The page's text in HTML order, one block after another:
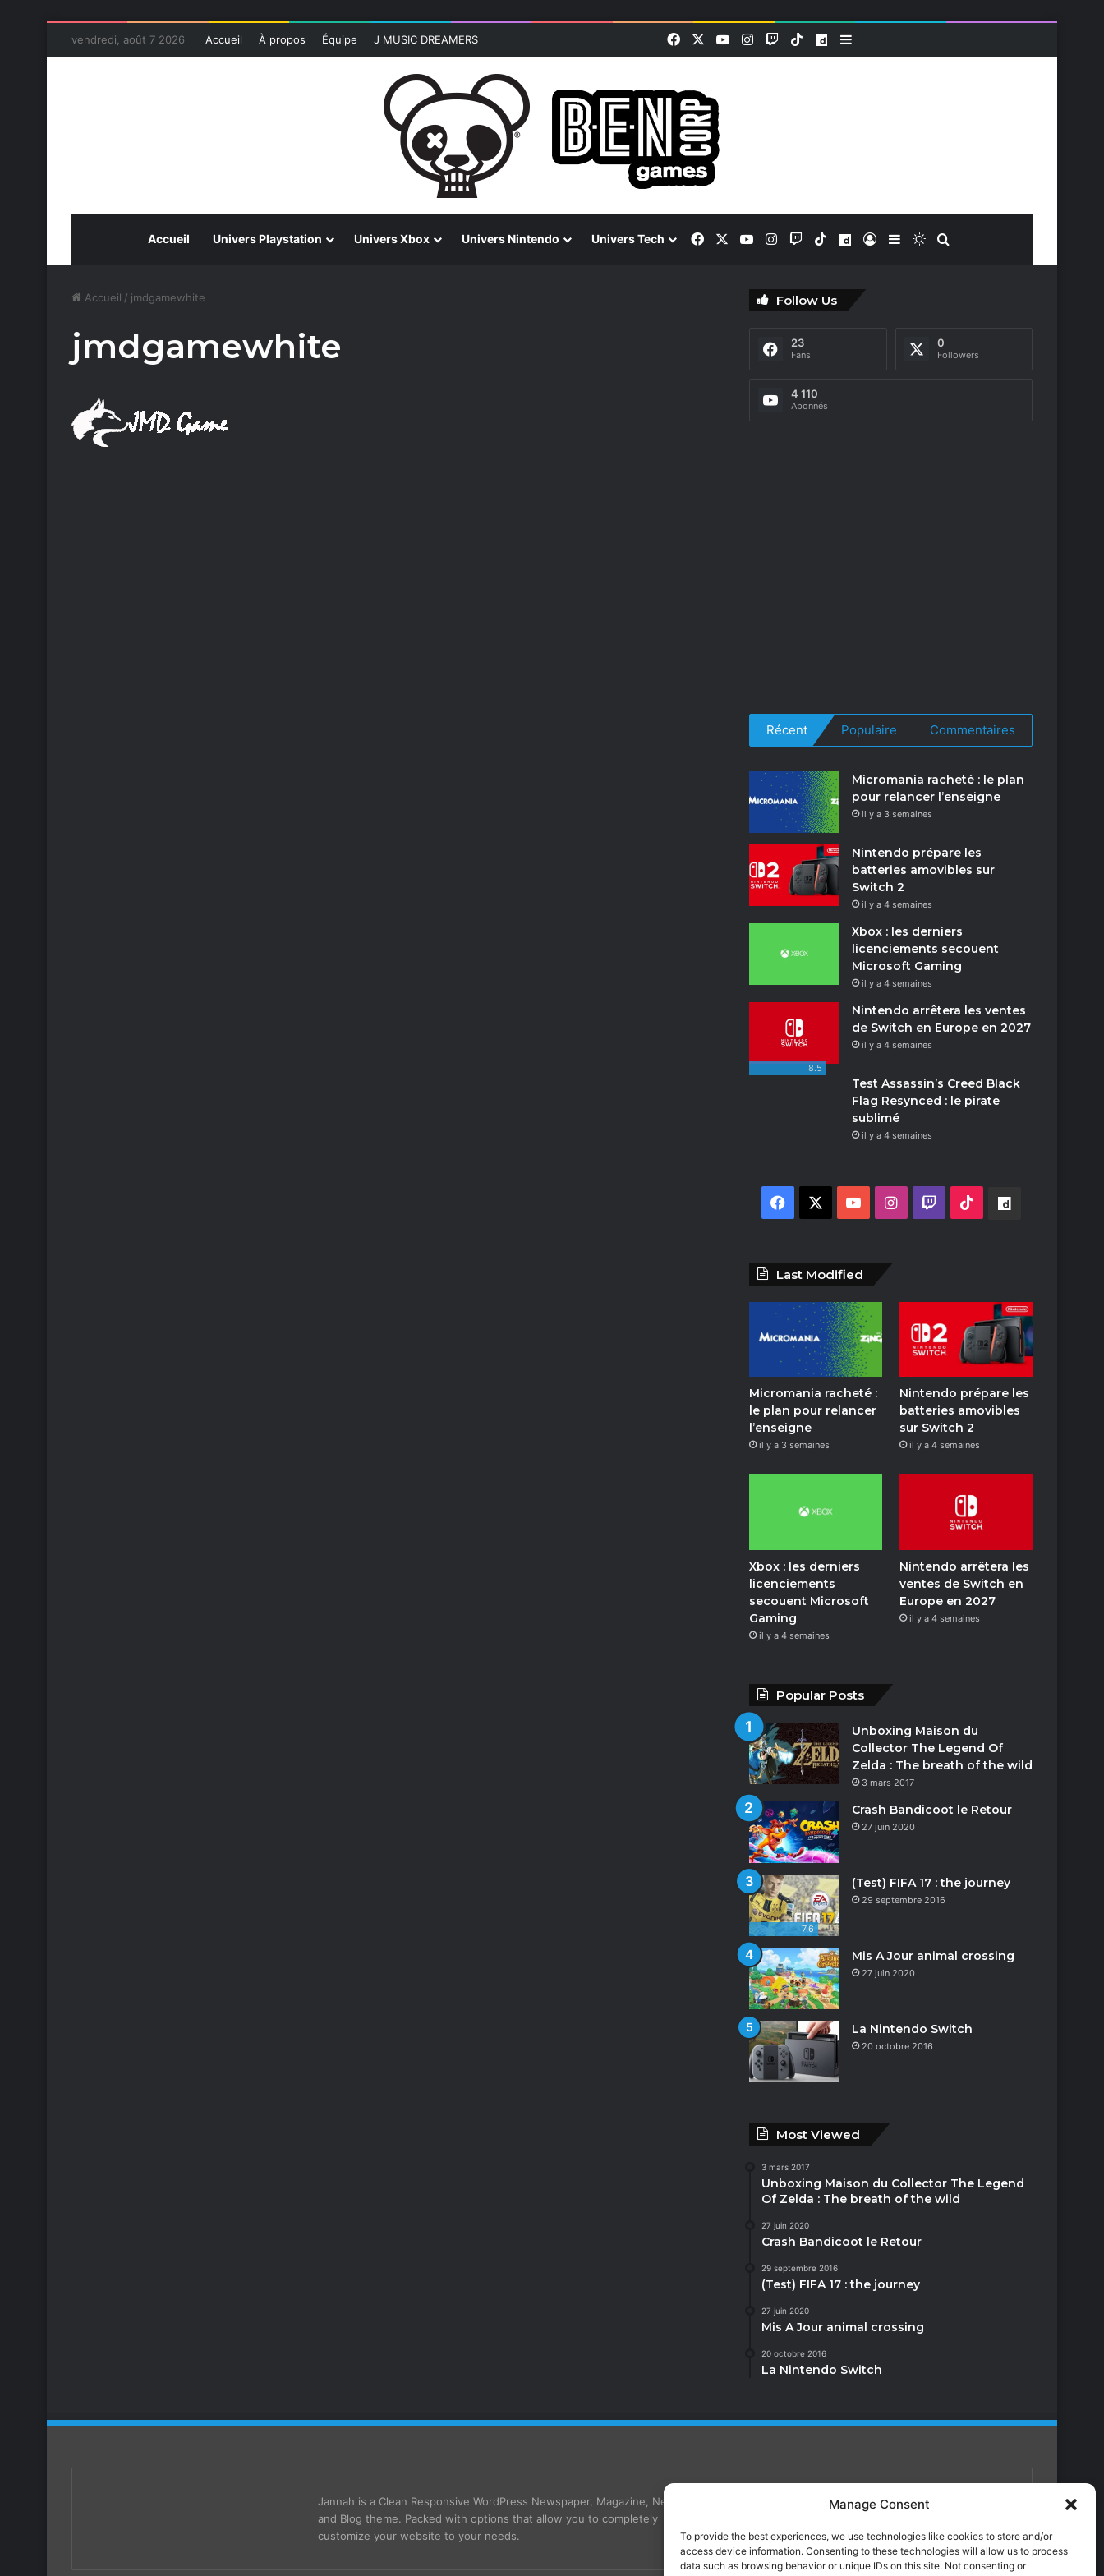
Manage Consent
To provide the best experiences, we use technologies like cookies to store and/or
access device information. Consenting to these technologies will allow us to process
data such as browsing behavior or unique IDs on this site. Not consenting or
vendredi, août 7 2026 Accueil À propos Équipe J MUSIC DREAMERS FacebookYouTubeInstagram
TwitchTikTokDailymotion
Sidebar (barre latérale)
Accueil Univers Playstation Univers Xbox Univers Nintendo Univers Tech FacebookYouTubeInstagram
TwitchTikTokDailymotion
Connexion
Sidebar (barre latérale)
Switch skin
Accueil / jmdgamewhite
jmdgamewhite
Follow Us
23
Fans
0
Followers
4 110
Abonnés
Récent Populaire Commentaires
Micromania racheté : le plan
pour relancer l’enseigne
il y a 3 semaines
Nintendo prépare les
batteries amovibles sur
Switch 2
il y a 4 semaines
Xbox : les derniers
licenciements secouent
Microsoft Gaming
il y a 4 semaines
Nintendo arrêtera les ventes
de Switch en Europe en 2027
il y a 4 semaines
8.5
Test Assassin’s Creed Black
Flag Resynced : le pirate
sublimé
il y a 4 semaines
F
c
e
b
o
k
Y
u
T
u
b
e
I
t
r
a
t
c
T
o
k
l
y
m
o
Last Modified
Micromania racheté :
le plan pour relancer
l’enseigne
il y a 3 semaines
Nintendo prépare les
batteries amovibles
sur Switch 2
il y a 4 semaines
Xbox : les derniers
licenciements
secouent Microsoft
Gaming
il y a 4 semaines
Nintendo arrêtera les
ventes de Switch en
Europe en 2027
il y a 4 semaines
Popular Posts
Unboxing Maison du
Collector The Legend Of
Zelda : The breath of the wild
3 mars 2017
Crash Bandicoot le Retour
27 juin 2020
7.6
(Test) FIFA 17 : the journey
29 septembre 2016
Mis A Jour animal crossing
27 juin 2020
La Nintendo Switch
20 octobre 2016
Most Viewed
3 mars 2017
Unboxing Maison du Collector The Legend
Of Zelda : The breath of the wild
27 juin 2020
Crash Bandicoot le Retour
29 septembre 2016
(Test) FIFA 17 : the journey
27 juin 2020
Mis A Jour animal crossing
20 octobre 2016
La Nintendo Switch
Jannah is a Clean Responsive WordPress Newspaper, Magazine, News
and Blog theme. Packed with options that allow you to completely
customize your website to your needs.
YouTubeInstagram
Twitch Dailymotion